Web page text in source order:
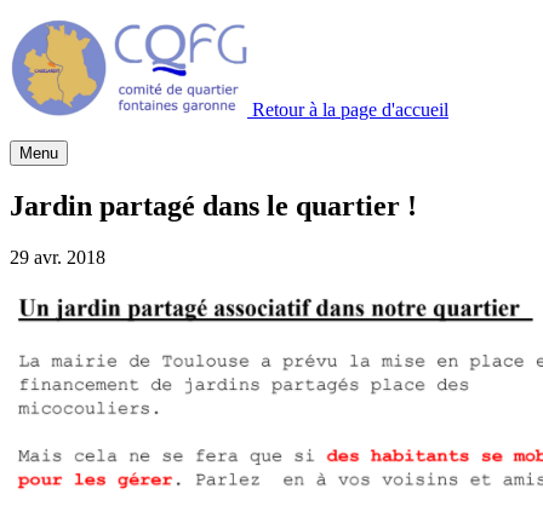
Retour à la page d'accueil
Menu
Jardin partagé dans le quartier !
29 avr. 2018